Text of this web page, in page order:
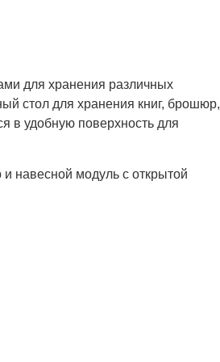
для хранения различных
стол для хранения книг, брошюр,
в удобную поверхность для
навесной модуль с открытой